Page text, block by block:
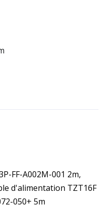
FF-A002M-001 2m,
d'alimentation TZT16F
050+ 5m